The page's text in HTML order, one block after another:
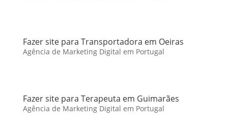
Fazer site para Transportadora em Oeiras
Agência de Marketing Digital em Portugal
Fazer site para Terapeuta em Guimarães
Agência de Marketing Digital em Portugal